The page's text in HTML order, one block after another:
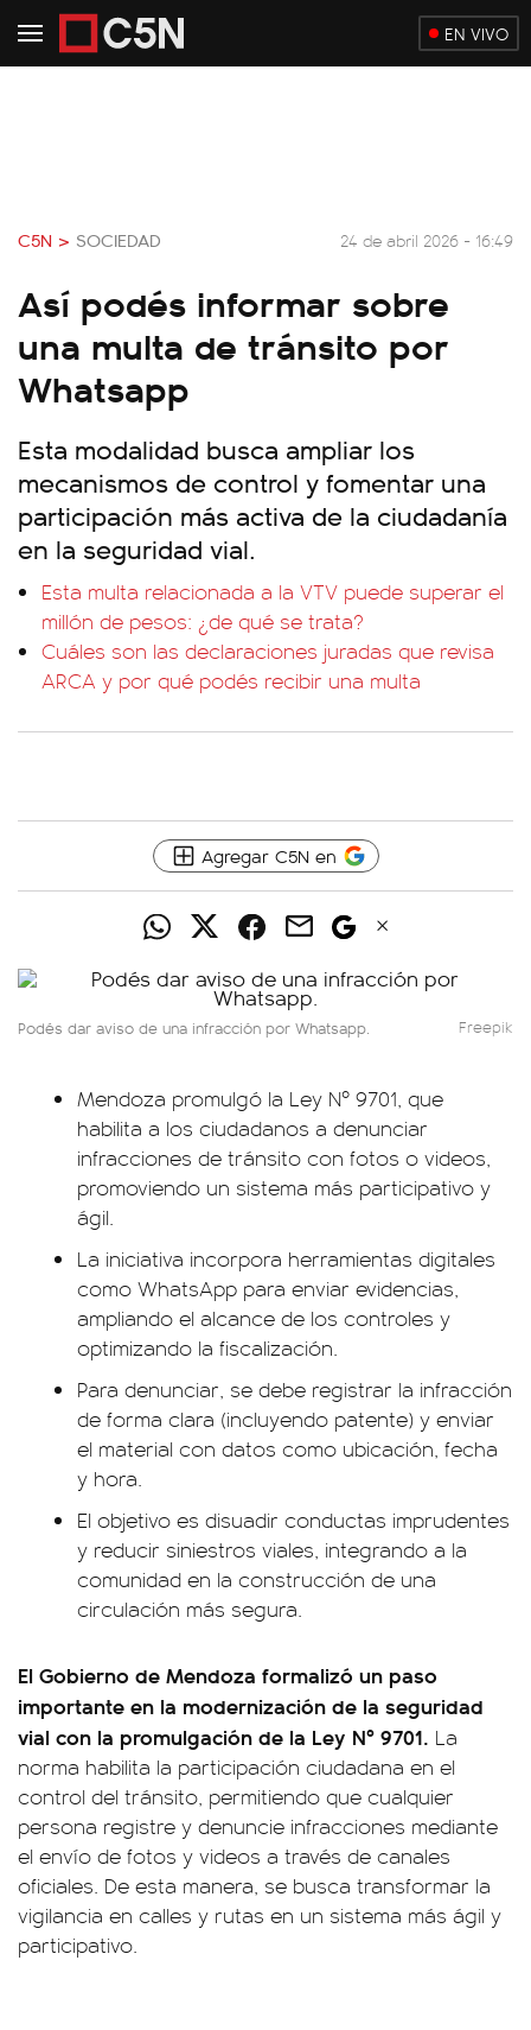
EN VIVO
C5N > SOCIEDAD 24 de abril 2026 - 16:49
Así podés informar sobre
una multa de tránsito por
Whatsapp
Esta modalidad busca ampliar los
mecanismos de control y fomentar una
participación más activa de la ciudadanía
en la seguridad vial.
Esta multa relacionada a la VTV puede superar el
millón de pesos: ¿de qué se trata?
Cuáles son las declaraciones juradas que revisa
ARCA y por qué podés recibir una multa
Agregar C5N en
Podés dar aviso de una infracción por Whatsapp. Freepik
Mendoza promulgó la Ley Nº 9701, que
habilita a los ciudadanos a denunciar
infracciones de tránsito con fotos o videos,
promoviendo un sistema más participativo y
ágil.
La iniciativa incorpora herramientas digitales
como WhatsApp para enviar evidencias,
ampliando el alcance de los controles y
optimizando la fiscalización.
Para denunciar, se debe registrar la infracción
de forma clara (incluyendo patente) y enviar
el material con datos como ubicación, fecha
y hora.
El objetivo es disuadir conductas imprudentes
y reducir siniestros viales, integrando a la
comunidad en la construcción de una
circulación más segura.
El Gobierno de Mendoza formalizó un paso
importante en la modernización de la seguridad
vial con la promulgación de la Ley Nº 9701. La
norma habilita la participación ciudadana en el
control del tránsito, permitiendo que cualquier
persona registre y denuncie infracciones mediante
el envío de fotos y videos a través de canales
oficiales. De esta manera, se busca transformar la
vigilancia en calles y rutas en un sistema más ágil y
participativo.